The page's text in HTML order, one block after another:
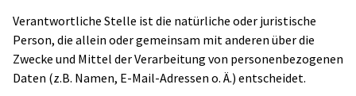
Verantwortliche Stelle ist die natürliche oder juristische
Person, die allein oder gemeinsam mit anderen über die
Zwecke und Mittel der Verarbeitung von personenbezogenen
Daten (z.B. Namen, E-Mail-Adressen o. Ä.) entscheidet.